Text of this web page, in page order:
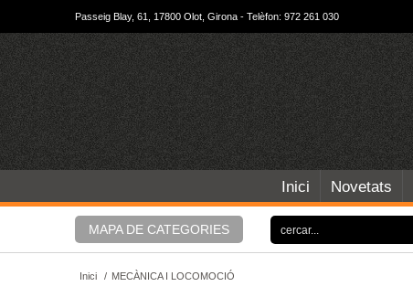
Passeig Blay, 61, 17800 Olot, Girona - Telèfon: 972 261 030
Inici Novetats
MAPA DE CATEGORIES
Inici / MECÀNICA I LOCOMOCIÓ